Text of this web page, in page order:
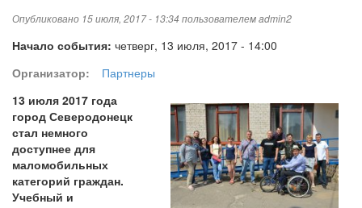
Опубликовано 15 июля, 2017 - 13:34 пользователемadmin2
Начало события: четверг, 13 июля, 2017 - 14:00
Организатор:
Партнеры
13 июля 2017 года
город Северодонецк
стал немного
доступнее для
маломобильных
категорий граждан.
Учебный и